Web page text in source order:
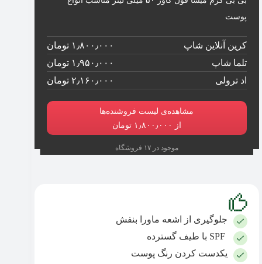
پوست
کرین آنلاین شاپ
۱٫۸۰۰٫۰۰۰ تومان
تلما شاپ
۱٫۹۵۰٫۰۰۰ تومان
اد ترولی
۲٫۱۶۰٫۰۰۰ تومان
مشاهده‌ی لیست فروشنده‌ها
از ۱٫۸۰۰٫۰۰۰ تومان
موجود در ۱۷ فروشگاه
جلوگیری از اشعه ماورا بنفش
یکدست کردن رنگ پوست